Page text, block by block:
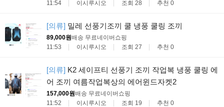
11:54 이시루시오 조회 28 추천 0
[의류] 밀레 선풍기조끼 쿨 냉풍 쿨링 조끼
89,000원배송 무료네이버쇼핑
11:53
이시루시오 조회 27 추천 0
[의류] K2 세이프티 선풍기 조끼 작업복 냉풍 쿨링 에
어 조끼 여름작업복상의 에어윈드자켓2
157,000원배송 무료네이버쇼핑
11:52
이시루시오 조회 19 추천 0